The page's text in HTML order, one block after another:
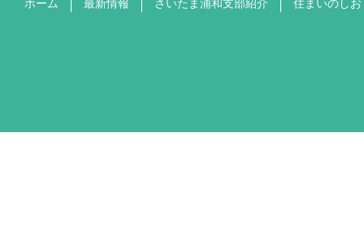
ホーム 最新情報 さいたま浦和支部紹介 住まいのしお